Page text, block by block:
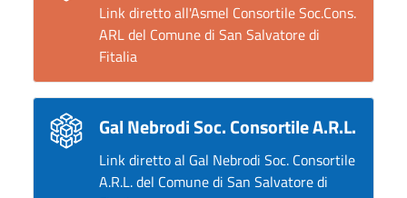
Link diretto all'Asmel Consortile Soc.Cons.
ARL del Comune di San Salvatore di
Fitalia
Gal Nebrodi Soc. Consortile A.R.L.
Link diretto al Gal Nebrodi Soc. Consortile
A.R.L. del Comune di San Salvatore di